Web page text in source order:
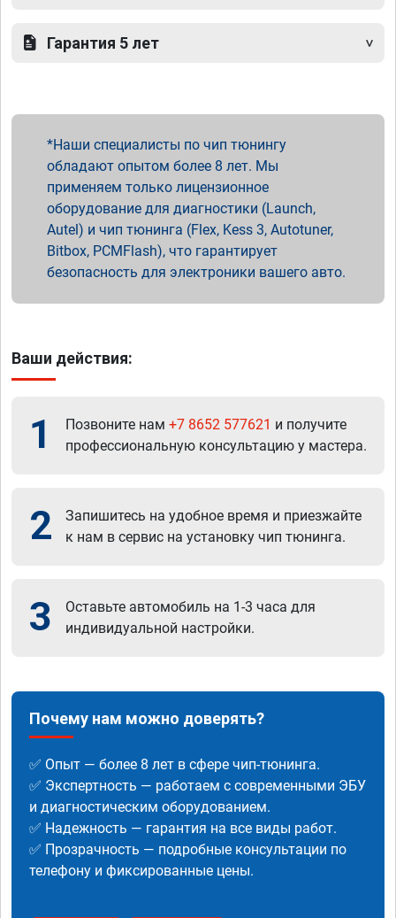
Гарантия 5 лет
Наши специалисты по чип тюнингу
обладают опытом более 8 лет. Мы
применяем только лицензионное
оборудование для диагностики (Launch,
Autel) и чип тюнинга (Flex, Kess 3, Autotuner,
Bitbox, PCMFlash), что гарантирует
безопасность для электроники вашего авто.
Ваши действия:
1 Позвоните нам +7 8652 577621 и получите
профессиональную консультацию у мастера.
2
Запишитесь на удобное время и приезжайте
к нам в сервис на установку чип тюнинга.
3
Оставьте автомобиль на 1-3 часа для
индивидуальной настройки.
Почему нам можно доверять?
✅ Опыт — более 8 лет в сфере чип-тюнинга.
✅ Экспертность — работаем с современными ЭБУ
и диагностическим оборудованием.
✅ Надежность — гарантия на все виды работ.
✅ Прозрачность — подробные консультации по
телефону и фиксированные цены.